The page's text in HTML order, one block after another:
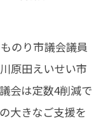
のり市議会議員
原田えいせい市
会は定数4削減で
大きなご支援を